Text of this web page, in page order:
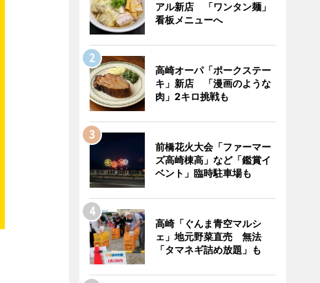
アル新店 「ワンタン麺」
看板メニューへ
高崎オーパ「ポークステー
キ」新店 「漫画のような
肉」2キロ挑戦も
前橋花火大会「ファーマー
ズ高崎棟高」など「鑑賞イ
ベント」臨時駐車場も
高崎「ぐんま青空マルシ
ェ」地元野菜直売 無法
「タマネギ詰め放題」も